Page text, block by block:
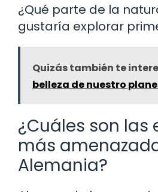
¿Qué parte de la
gustaría explorar
Quizás también te
belleza de nuestro
¿Cuáles son las
más
Alemania?